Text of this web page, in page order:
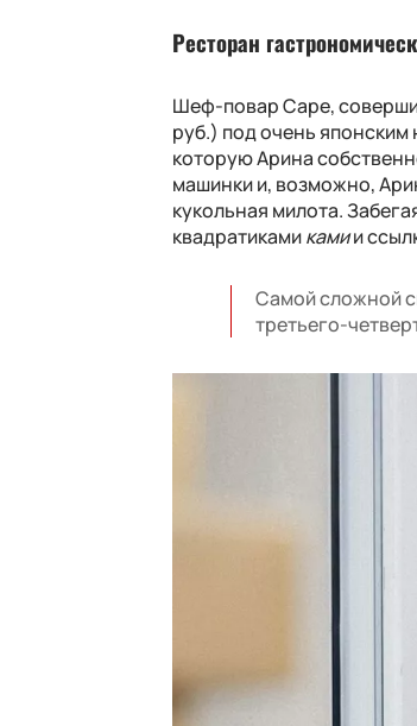
Ресторан
Шеф-поварCape,
руб.) под очень японским
которую Арина
машинки и, возможно,
кукольная милота.
квадратикамикамии
Самой сложной
третьего-